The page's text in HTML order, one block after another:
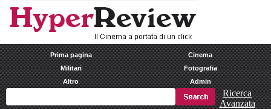
Prima pagina
Cinema
Militari
Fotografia
Altro
Admin
Ricerca
Avanzata